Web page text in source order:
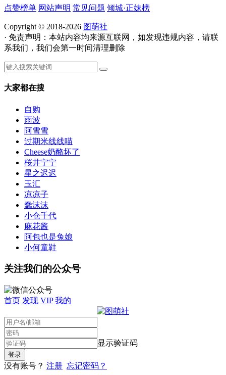
点赞榜单 网站声明 常见问题 倾城·正妹榜
Copyright © 2018-2026 图萌社
· 免责声明：本站内容均来源互联网，如发现违规内容，请联
系我们，我们会第一时间清理删除
大家都在搜
自购
雨波
阿雪雪
过期米线线喵
Cheese奶酪坏了
桜井宁宁
星之迟迟
玉汇
凉凉子
蠢沫沫
小仓千代
麻花酱
阿包也是兔娘
小何童鞋
关注我们的公众号
首页 发现 VIP 我的
显示验证码
没有账号？ 注册 忘记密码？